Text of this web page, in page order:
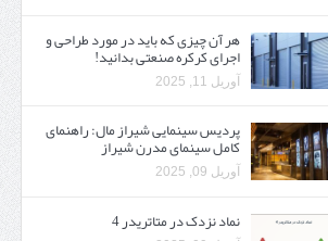
هر آن چیزی که باید در مورد طراحی و
اجرای کرکره صنعتی بدانید!
آوریل 11, 2025
پردیس سینمایی شیراز مال: راهنمای
کامل سینمای مدرن شیراز
آوریل 09, 2025
نماد نزدک در متاتریدر 4